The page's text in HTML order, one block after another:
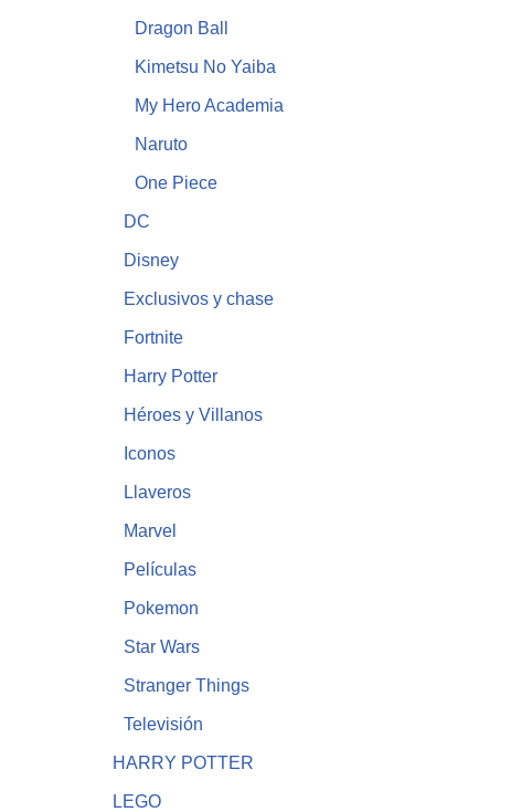
Dragon Ball
Kimetsu No Yaiba
My Hero Academia
Naruto
One Piece
DC
Disney
Exclusivos y chase
Fortnite
Harry Potter
Héroes y Villanos
Iconos
Llaveros
Marvel
Películas
Pokemon
Star Wars
Stranger Things
Televisión
HARRY POTTER
LEGO